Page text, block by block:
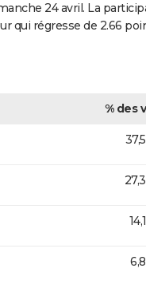
24 avril. La
qui régresse de 2.66
% des